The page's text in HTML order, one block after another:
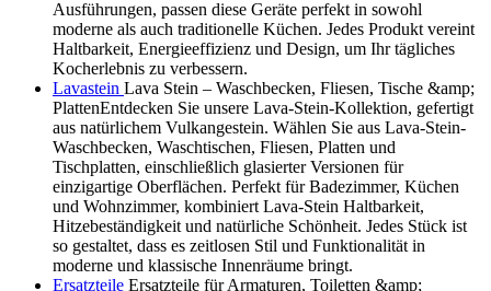
Ausführungen, passen diese Geräte perfekt in sowohl
moderne als auch traditionelle Küchen. Jedes Produkt vereint
Haltbarkeit, Energieeffizienz und Design, um Ihr tägliches
Kocherlebnis zu verbessern.
Lavastein Lava Stein – Waschbecken, Fliesen, Tische &amp;
PlattenEntdecken Sie unsere Lava-Stein-Kollektion, gefertigt
aus natürlichem Vulkangestein. Wählen Sie aus Lava-Stein-
Waschbecken, Waschtischen, Fliesen, Platten und
Tischplatten, einschließlich glasierter Versionen für
einzigartige Oberflächen. Perfekt für Badezimmer, Küchen
und Wohnzimmer, kombiniert Lava-Stein Haltbarkeit,
Hitzebeständigkeit und natürliche Schönheit. Jedes Stück ist
so gestaltet, dass es zeitlosen Stil und Funktionalität in
moderne und klassische Innenräume bringt.
Ersatzteile Ersatzteile für Armaturen, Toiletten &amp;